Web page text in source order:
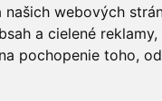
webových
a cielené
pochopenie toho,